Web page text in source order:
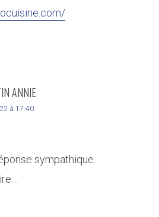
ANNIE
à 17:40
sympathique.